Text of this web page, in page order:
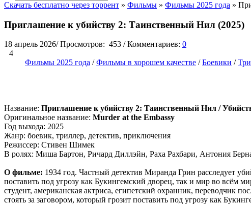
Скачать бесплатно через торрент » Фильмы » Фильмы 2025 года »
Приглашение к убийству 2: Таинственный Нил (2025)
18 апрель 2026/ Просмотров: 453 / Комментариев: 0
4
Фильмы 2025 года /Фильмы в хорошем качестве /Боевики /
Название: Приглашение к убийству 2: Таинственный Нил /
Оригинальное название: Murder at the Embassy
Год выхода: 2025
Жанр: боевик, триллер, детектив, приключения
Режиссер: Стивен Шимек
В ролях: Миша Бартон, Ричард Диллэйн, Раха Рахбари, Антония
О фильме: 1934 год. Частный детектив Миранда Грин расследует
поставить под угрозу как Букингемский дворец, так и мир во всём
студент, американская актриса, египетский охранник, переводчик
стоять за заговором, который грозит поставить под угрозу как